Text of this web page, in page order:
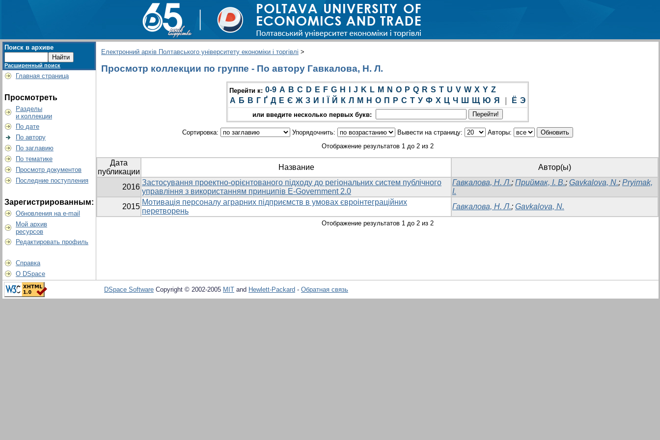
Поиск в архиве
Расширенный поиск
Главная страница
Просмотреть
Разделы
и коллекции
По дате
По автору
По заглавию
По тематике
Просмотр документов
Последние поступления
Зарегистрированным:
Обновления на e-mail
Мой архив
ресурсов
Редактировать профиль
Справка
О DSpace
Електронний архів Полтавського університету економіки і торгівлі >
Просмотр коллекции по группе - По автору Гавкалова, Н. Л.
Перейти к: 0-9 A B C D E F G H J K L M N O P Q R S T U V W X Y Z
А Б В Г Ґ Д Е Є Ж З И Й К Л М Н О П Р С Т У Ф Х Ц Ч Ш Щ Ю Я Ё Э
или введите несколько первых букв:
Сортировка: Упорядочнить: Вывести на страницу:
Авторы:
Отображение результатов 1 до 2 из 2
Дата
публикации
Название Автор(ы)
2016
Застосування проектно-орієнтованого підходу до регіональних систем публічного
управління з використанням принципів E-Government 2.0
Гавкалова, Н. Л.; Приймак, І. В.; Gavkalova, N.; Pryimak,
I.
2015
Мотивація персоналу аграрних підприємств в умовах євроінтеграційних
перетворень
Гавкалова, Н. Л.; Gavkalova, N.
Отображение результатов 1 до 2 из 2
DSpace Software Copyright © 2002-2005 MIT and Hewlett-Packard - Обратная связь